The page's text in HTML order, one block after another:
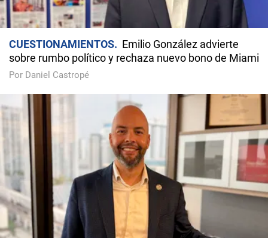
CUESTIONAMIENTOS
Emilio González advierte
sobre rumbo político y rechaza nuevo bono de Miami
Por Daniel Castropé